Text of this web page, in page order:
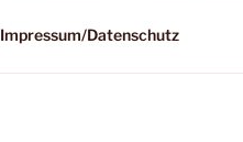
Impressum/Datenschutz